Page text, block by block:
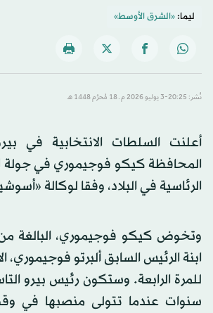
ليما:«الشرق الأوسط»
نُشر: 20:25-3 يوليو 2026 م ـ 18 مُحرَّم 1448 هـ
أعلنت السلطات الانتخابية في
المحافظة كيكو فوجيموري في جولة
الرئاسية في البلاد، وفقا لوكالة
ابنة الرئيس السابق ألبرتو فوجيموري،
سنوات عندما تتولى منصبها في